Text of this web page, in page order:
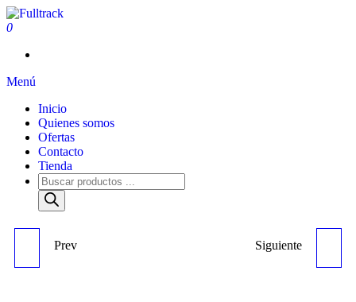
0
Menú
Inicio
Quienes somos
Ofertas
Contacto
Tienda
CASQUILLO LEVA (HY. /
Prev ENGRASADOR LARGO /
Siguiente